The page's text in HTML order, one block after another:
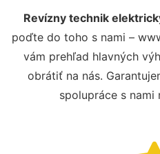
Revízny technik
poďte do toho s nami –
vám prehľad hlavných
obrátiť na nás.
spolupráce s